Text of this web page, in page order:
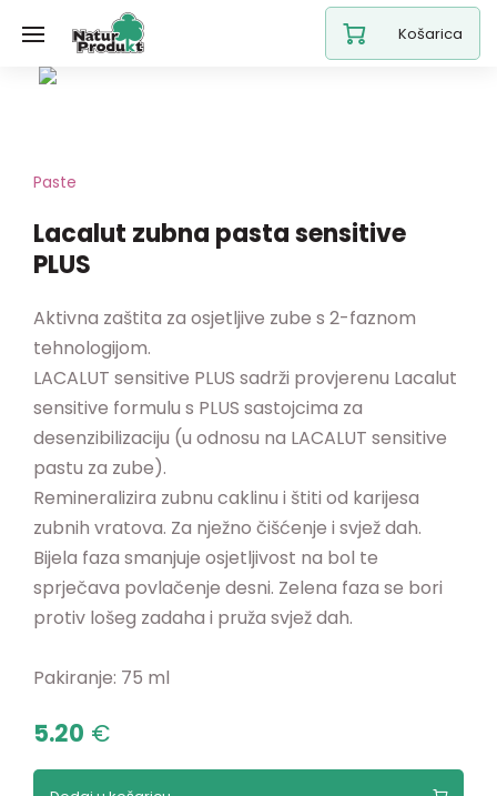
Košarica
Paste
Lacalut zubna pasta sensitive
PLUS
Aktivna zaštita za osjetljive zube s 2-faznom
tehnologijom.
LACALUT sensitive PLUS sadrži provjerenu Lacalut
sensitive formulu s PLUS sastojcima za
desenzibilizaciju (u odnosu na LACALUT sensitive
pastu za zube).
Remineralizira zubnu caklinu i štiti od karijesa
zubnih vratova. Za nježno čišćenje i svjež dah.
Bijela faza smanjuje osjetljivost na bol te
sprječava povlačenje desni. Zelena faza se bori
protiv lošeg zadaha i pruža svjež dah.
Pakiranje: 75 ml
5.20 €